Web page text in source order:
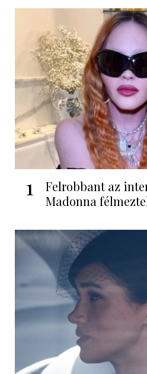
1
Felrobbant az
Madonna